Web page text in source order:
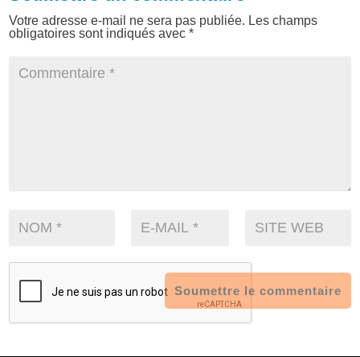
Votre adresse e-mail ne sera pas publiée. Les champs
obligatoires sont indiqués avec*
Soumettre le commentaire